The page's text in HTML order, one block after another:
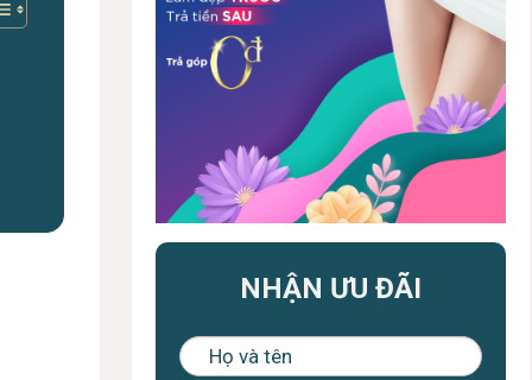
NHẬN ƯU ĐÃI